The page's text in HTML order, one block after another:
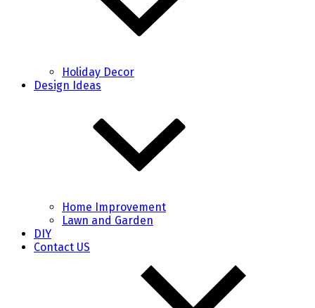
Holiday Decor
Design Ideas
Home Improvement
Lawn and Garden
DIY
Contact US